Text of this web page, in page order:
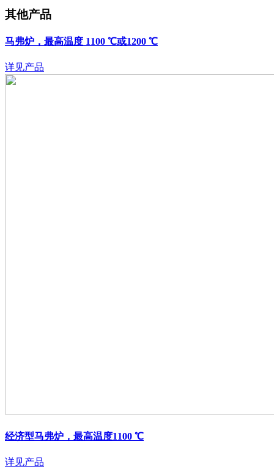
其他产品
马弗炉，最高温度 1100 ℃或1200 ℃
详见产品
经济型马弗炉，最高温度1100 ℃
详见产品